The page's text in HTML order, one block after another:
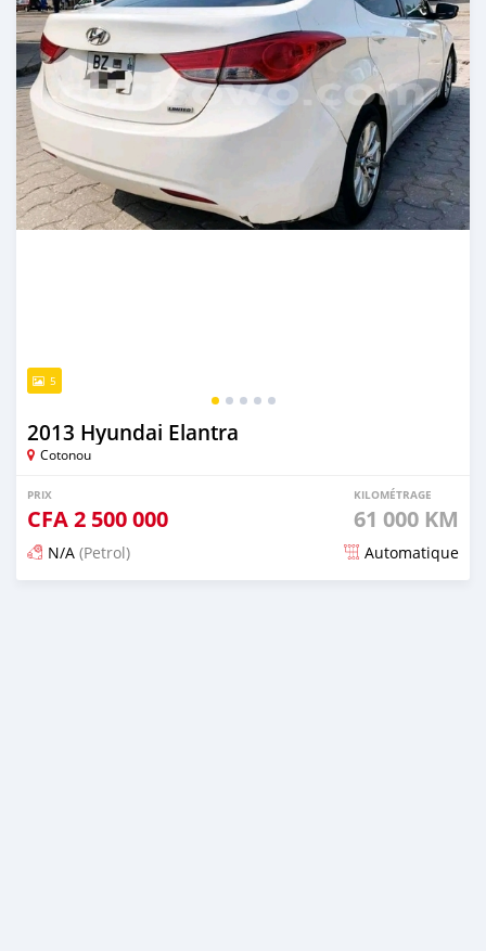
5
2013 Hyundai Elantra
Cotonou
PRIX
CFA2 500 000
KILOMÉTRAGE
61 000 KM
N/A (Petrol) Automatique